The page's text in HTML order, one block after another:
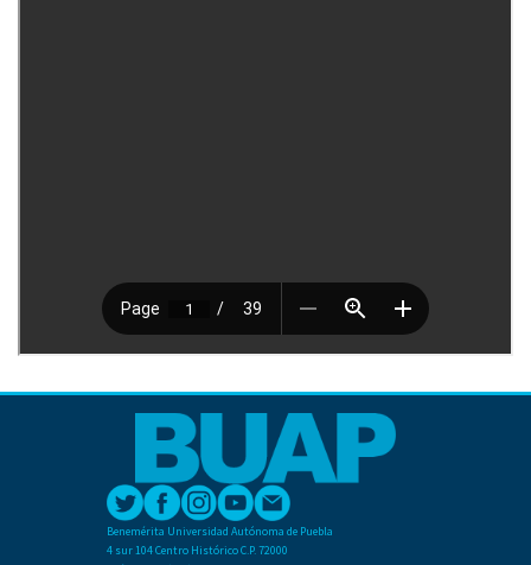
Benemérita Universidad Autónoma de Puebla
4 sur 104 Centro Histórico C.P. 72000